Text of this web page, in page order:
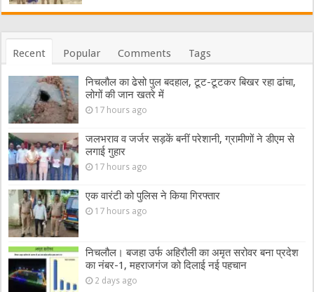
Recent Popular Comments Tags
निचलौल का ढेसो पुल बदहाल, टूट-टूटकर बिखर रहा ढांचा,
लोगों की जान खतरे में
17 hours ago
जलभराव व जर्जर सड़कें बनीं परेशानी, ग्रामीणों ने डीएम से
लगाई गुहार
17 hours ago
एक वारंटी को पुलिस ने किया गिरफ्तार
17 hours ago
निचलौल। बजहा उर्फ अहिरौली का अमृत सरोवर बना प्रदेश
का नंबर-1, महराजगंज को दिलाई नई पहचान
2 days ago